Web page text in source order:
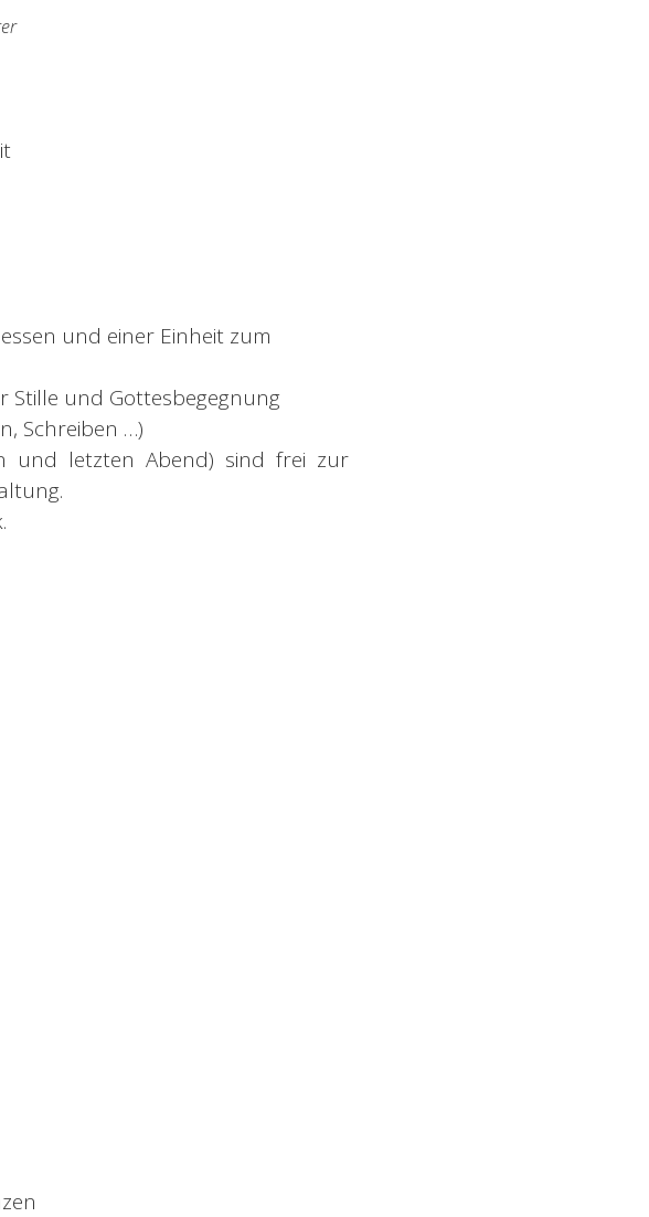
und einer Einheit zum
Stille und Gottesbegegnung
Schreiben …)
und letzten Abend) sind frei zur